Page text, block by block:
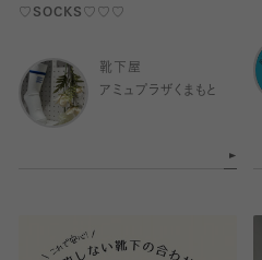
♡SOCKS♡♡♡
靴下屋
アミュプラザくまもと